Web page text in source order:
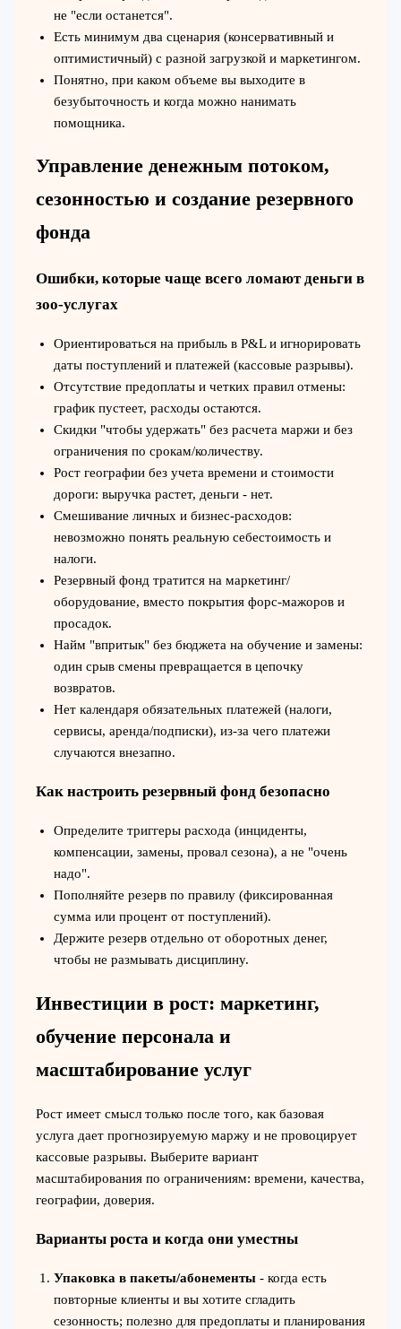
не "если останется".
Есть минимум два сценария (консервативный и
оптимистичный) с разной загрузкой и маркетингом.
Понятно, при каком объеме вы выходите в
безубыточность и когда можно нанимать
помощника.
Управление денежным потоком,
сезонностью и создание резервного
фонда
Ошибки, которые чаще всего ломают деньги в
зоо-услугах
Ориентироваться на прибыль в P&L и игнорировать
даты поступлений и платежей (кассовые разрывы).
Отсутствие предоплаты и четких правил отмены:
график пустеет, расходы остаются.
Скидки "чтобы удержать" без расчета маржи и без
ограничения по срокам/количеству.
Рост географии без учета времени и стоимости
дороги: выручка растет, деньги - нет.
Смешивание личных и бизнес-расходов:
невозможно понять реальную себестоимость и
налоги.
Резервный фонд тратится на маркетинг/
оборудование, вместо покрытия форс-мажоров и
просадок.
Найм "впритык" без бюджета на обучение и замены:
один срыв смены превращается в цепочку
возвратов.
Нет календаря обязательных платежей (налоги,
сервисы, аренда/подписки), из-за чего платежи
случаются внезапно.
Как настроить резервный фонд безопасно
Определите триггеры расхода (инциденты,
компенсации, замены, провал сезона), а не "очень
надо".
Пополняйте резерв по правилу (фиксированная
сумма или процент от поступлений).
Держите резерв отдельно от оборотных денег,
чтобы не размывать дисциплину.
Инвестиции в рост: маркетинг,
обучение персонала и
масштабирование услуг
Рост имеет смысл только после того, как базовая
услуга дает прогнозируемую маржу и не провоцирует
кассовые разрывы. Выберите вариант
масштабирования по ограничениям: времени, качества,
географии, доверия.
Варианты роста и когда они уместны
Упаковка в пакеты/абонементы- когда есть
повторные клиенты и вы хотите сгладить
сезонность; полезно для предоплаты и планирования